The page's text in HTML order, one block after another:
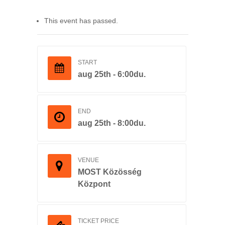
This event has passed.
START
aug 25th - 6:00du.
END
aug 25th - 8:00du.
VENUE
MOST Közösség
Központ
TICKET PRICE